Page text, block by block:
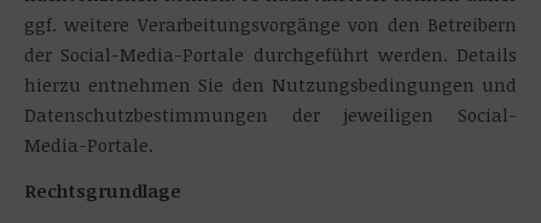
ggf. weitere Verarbeitungsvorgänge von den Betreibern
der Social-Media-Portale durchgeführt werden. Details
hierzu entnehmen Sie den Nutzungsbedingungen und
Datenschutzbestimmungen der jeweiligen Social-
Media-Portale.
Rechtsgrundlage